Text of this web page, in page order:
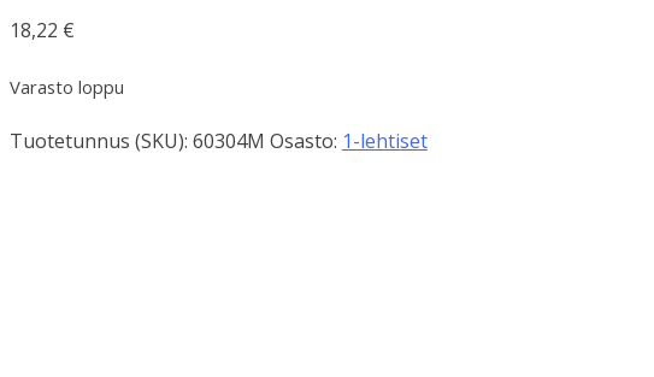
18,22 €
Varasto loppu
Tuotetunnus (SKU): 60304M Osasto: 1-lehtiset